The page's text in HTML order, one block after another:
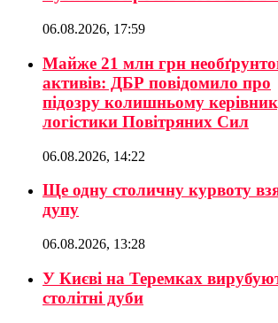
06.08.2026, 17:59
Майже 21 млн грн
активів: ДБР повідомило про
підозру колишньому
логістики Повітряних Сил
06.08.2026, 14:22
Ще одну столичну курвоту
дупу
06.08.2026, 13:28
У Києві на Теремках
столітні дуби